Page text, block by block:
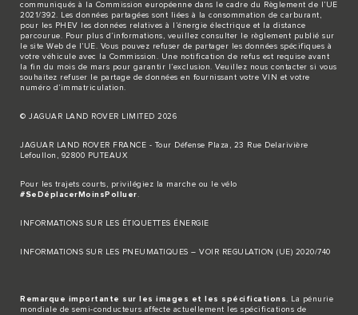
communiqués à la Commission européenne dans le cadre du Règlement de l’UE
2021/392. Les données partagées sont liées à la consommation de carburant,
pour les PHEV les données relatives à l’énergie électrique et la distance
parcourue. Pour plus d’informations, veuillez consulter le règlement publié sur
le site Web de l’UE. Vous pouvez refuser de partager les données spécifiques à
votre véhicule avec la Commission. Une notification de refus est requise avant
la fin du mois de mars pour garantir l’exclusion. Veuillez nous contacter si vous
souhaitez refuser le partage de données en fournissant votre VIN et votre
numéro d’immatriculation.
© JAGUAR LAND ROVER LIMITED 2026
JAGUAR LAND ROVER FRANCE - Tour Défense Plaza, 23 Rue Delarivière
Lefoullon, 92800 PUTEAUX
Pour les trajets courts, privilégiez la marche ou le vélo
#SeDéplacerMoinsPolluer.
INFORMATIONS SUR LES ÉTIQUETTES ÉNERGIE
INFORMATIONS SUR LES PNEUMATIQUES – VOIR REGULATION (UE) 2020/740
Remarque importante sur les images et les spécifications. La pénurie
mondiale de semi-conducteurs affecte actuellement les spécifications de